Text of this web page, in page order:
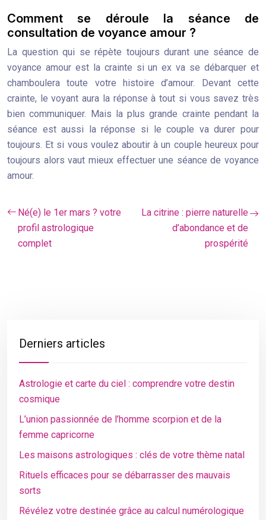
Comment se déroule la séance de
consultation de voyance amour ?
La question qui se répète toujours durant une séance de
voyance amour est la crainte si un ex va se débarquer et
chamboulera toute votre histoire d’amour. Devant cette
crainte, le voyant aura la réponse à tout si vous savez très
bien communiquer. Mais la plus grande crainte pendant la
séance est aussi la réponse si le couple va durer pour
toujours. Et si vous voulez aboutir à un couple heureux pour
toujours alors vaut mieux effectuer une séance de voyance
amour.
Né(e) le 1er mars ? votre
profil astrologique
complet
La citrine : pierre naturelle
d’abondance et de
prospérité
Derniers articles
Astrologie et carte du ciel : comprendre votre destin
cosmique
L’union passionnée de l’homme scorpion et de la
femme capricorne
Les maisons astrologiques : clés de votre thème natal
Rituels efficaces pour se débarrasser des mauvais
sorts
Révélez votre destinée grâce au calcul numérologique